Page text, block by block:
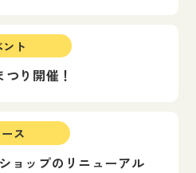
ト
つり開催！
ス
ョップのリニューアル